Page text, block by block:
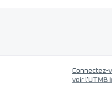
Connectez-
voir l'UTMB